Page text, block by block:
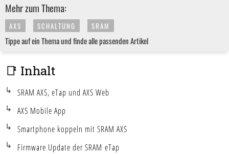
Mehr zum Thema:
AXS SCHALTUNG SRAM
Tippe auf ein Thema und finde alle passenden Artikel
📑 Inhalt
SRAM AXS, eTap und AXS Web
AXS Mobile App
Smartphone koppeln mit SRAM AXS
Firmware Update der SRAM eTap